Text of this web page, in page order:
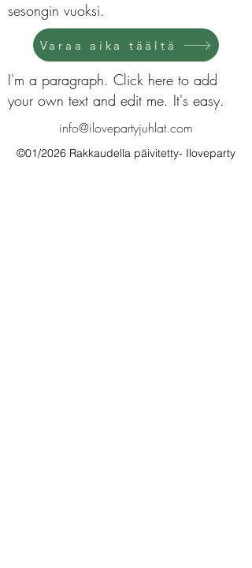
sesongin vuoksi.
Varaa aika täältä
I'm a paragraph. Click here to add
your own text and edit me. It's easy.
info@ilovepartyjuhlat.com
©01/2026 Rakkaudella päivitetty- Iloveparty